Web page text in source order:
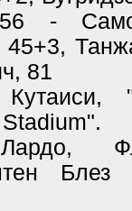
-
81
Блез